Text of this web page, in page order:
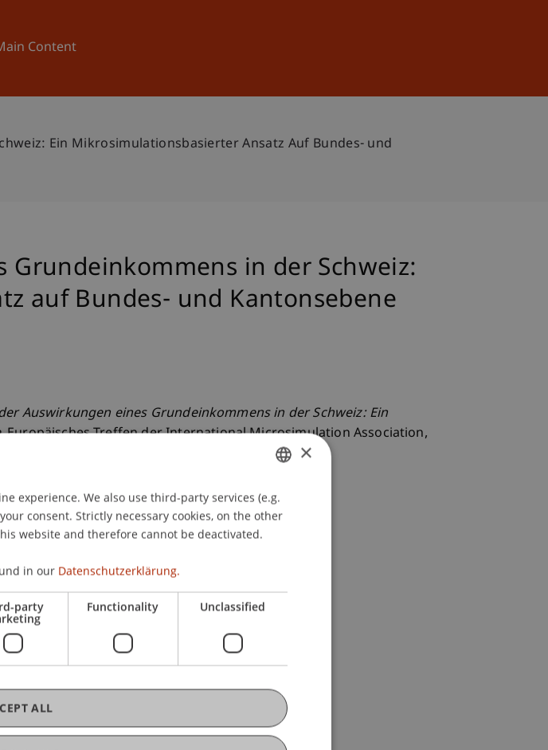
ContentNews and Events
Ein Mikrosimulationsbasierter Ansatz Auf Bundes- und
in der Schweiz:
auf Bundes- und Kantonsebene
Auswirkungen eines Grundeinkommens in der Schweiz: Ein
. Europäisches Treffen der International Microsimulation Association,
GERMAN
ENGLISH
×
experience. We also use third-party services (e.g.
consent. Strictly necessary cookies, on the other
website and therefore cannot be deactivated.
in our Datenschutzerklärung.
party Functionality Unclassified
ALL